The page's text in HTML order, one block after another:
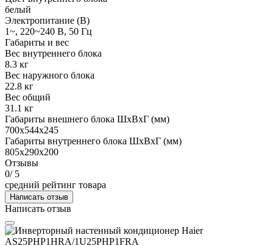
белый
Электропитание (В)
1~, 220~240 В, 50 Гц
Габариты и вес
Вес внутреннего блока
8.3 кг
Вес наружного блока
22.8 кг
Вес общий
31.1 кг
Габариты внешнего блока ШхВхГ (мм)
700x544x245
Габариты внутреннего блока ШхВхГ (мм)
805x290x200
Отзывы
0/ 5
средний рейтинг товара
Написать отзыв
Написать отзыв